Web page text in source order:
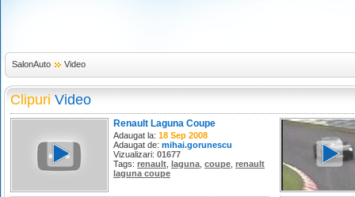
SalonAuto Video
Clipuri Video
Renault Laguna Coupe
Adaugat la: 18 Sep 2008
Adaugat de: mihai.gorunescu
Vizualizari: 01677
Tags: renault laguna coupe renault
laguna coupe